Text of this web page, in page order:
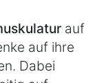
auf
auf ihre
Dabei